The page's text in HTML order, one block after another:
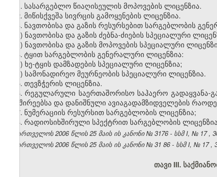
1. სასარგებლო წიაღისეულის მოპოვების ლიცენზია.
2. მიწისქვეშა სივრცის გამოყენების ლიცენზია.
3. ნავთობისა და გაზის რესურსებით სარგებლობის
ა) ნავთობისა და გაზის ძებნა-ძიების სპეციალური
ბ) ნავთობისა და გაზის მოპოვების სპეციალური
4. ტყით სარგებლობის გენერალური ლიცენზია:
ა) ხე-ტყის დამზადების სპეციალური ლიცენზია;
ბ) სამონადირეო მეურნეობის სპეციალური ლიცენზია.
5. თევზჭერის ლიცენზია.
6. რეგულარული საერთაშორისო საჰაერო გადაყვანა-
სიხშირეებსა და დანიშნული ავიაგადამზიდველების
7. ნუმერაციის რესურსით სარგებლობის ლიცენზია;
8. რადიოსიხშირული სპექტრით სარგებლობის
საქართველოს 2006 წლის 25 მაის ის კანონი № 3176 - სსმ I, № 17 ,
საქართველოს 2006 წლის 25 მაის ის კანონი № 31 86 - სსმ I, № 17 ,
თავი III.